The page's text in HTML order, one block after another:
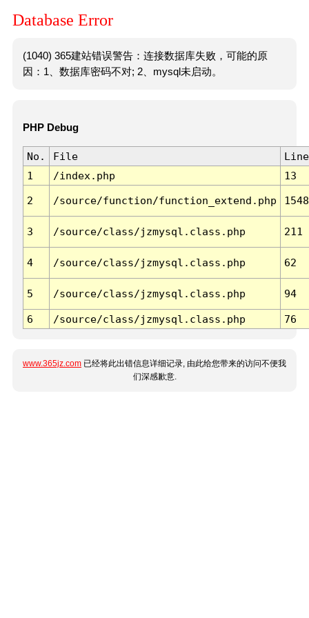
Database Error
(1040) 365建站错误警告：连接数据库失败，可能的原
因：1、数据库密码不对; 2、mysql未启动。
PHP Debug
No. File
Line
1
/index.php 13
2 /source/function/function_extend.php 1548
3 /source/class/jzmysql.class.php 211
4 /source/class/jzmysql.class.php 62
5 /source/class/jzmysql.class.php 94
6 /source/class/jzmysql.class.php 76
www.365jz.com 已经将此出错信息详细记录, 由此给您带来的访问不便我
们深感歉意.